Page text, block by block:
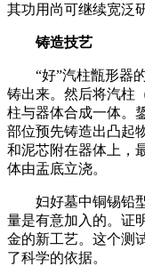
其功用尚可继续宽泛
铸造技艺
“好”汽柱甑形器的
铸出来。然后将汽柱
柱与器体合成一体。
部位预先铸造出凸起
和泥芯附在器体上，
体由盂底立浇。
妇好墓中铜锡铅型
量是有意加入的。证
金的新工艺。这个测
了科学的依据。